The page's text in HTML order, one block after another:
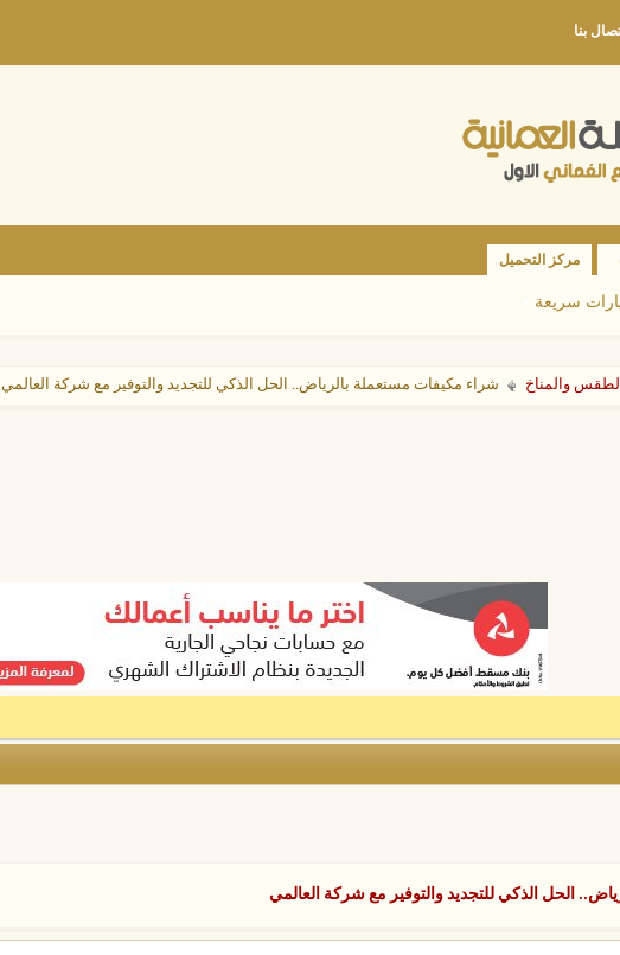
بنا
سريعة
مركز التحميل
والمناخ شراء مكيفات مستعملة بالرياض.. الحل الذكي للتجديد والتوفير مع شركة العالمي
الحل الذكي للتجديد والتوفير مع شركة العالمي